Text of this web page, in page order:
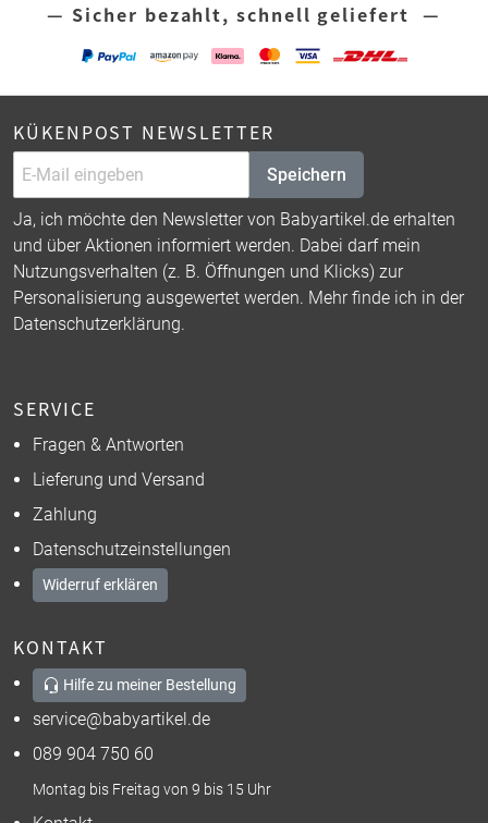
— Sicher bezahlt, schnell geliefert —
KÜKENPOST NEWSLETTER
Speichern
Ja, ich möchte den Newsletter von Babyartikel.de erhalten
und über Aktionen informiert werden. Dabei darf mein
Nutzungsverhalten (z. B. Öffnungen und Klicks) zur
Personalisierung ausgewertet werden. Mehr finde ich in der
Datenschutzerklärung.
SERVICE
Fragen & Antworten
Lieferung und Versand
Zahlung
Datenschutzeinstellungen
Widerruf erklären
KONTAKT
Hilfe zu meiner Bestellung
service@babyartikel.de
089 904 750 60
Montag bis Freitag von 9 bis 15 Uhr